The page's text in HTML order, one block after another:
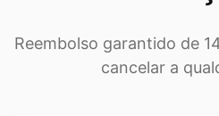
Reembolso garantido de
cancelar a